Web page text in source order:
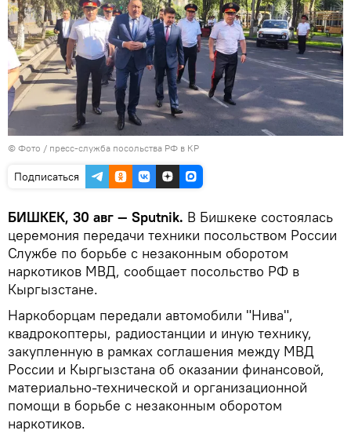
© Фото / пресс-служба посольства РФ в КР
Подписаться
БИШКЕК, 30 авг — Sputnik. В Бишкеке состоялась
церемония передачи техники посольством России
Службе по борьбе с незаконным оборотом
наркотиков МВД, сообщает посольство РФ в
Кыргызстане.
Наркоборцам передали автомобили "Нива",
квадрокоптеры, радиостанции и иную технику,
закупленную в рамках соглашения между МВД
России и Кыргызстана об оказании финансовой,
материально-технической и организационной
помощи в борьбе с незаконным оборотом
наркотиков.